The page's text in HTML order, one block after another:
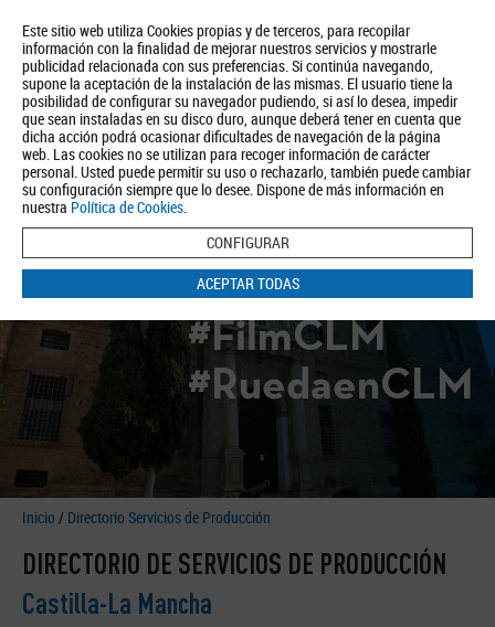
Este sitio web utiliza Cookies propias y de terceros, para recopilar
información con la finalidad de mejorar nuestros servicios y mostrarle
publicidad relacionada con sus preferencias. Si continúa navegando,
supone la aceptación de la instalación de las mismas. El usuario tiene la
posibilidad de configurar su navegador pudiendo, si así lo desea, impedir
que sean instaladas en su disco duro, aunque deberá tener en cuenta que
dicha acción podrá ocasionar dificultades de navegación de la página
web. Las cookies no se utilizan para recoger información de carácter
personal. Usted puede permitir su uso o rechazarlo, también puede cambiar
su configuración siempre que lo desee. Dispone de más información en
nuestra Política de Cookies.
CONFIGURAR
ACEPTAR TODAS
Quiénes somos Turismo Política de Privacidad Aviso Legal
Política de Cookies
BUSCAR
#FilmCLM
#RuedaenCLM
Inicio / Directorio Servicios de Producción
DIRECTORIO DE SERVICIOS DE PRODUCCIÓN
Castilla-La Mancha